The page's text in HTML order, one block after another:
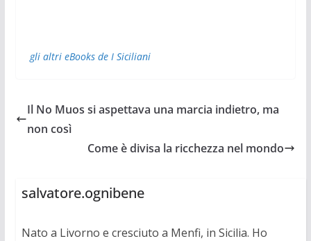
gli altri eBooks de I Siciliani
Il No Muos si aspettava una marcia indietro, ma
non così
Come è divisa la ricchezza nel mondo
salvatore.ognibene
Nato a Livorno e cresciuto a Menfi, in Sicilia. Ho